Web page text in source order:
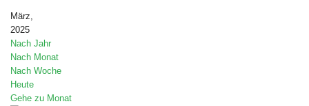
März,
2025
Nach Jahr
Nach Monat
Nach Woche
Heute
Gehe zu Monat